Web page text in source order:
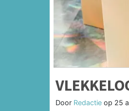
Door Redactie op 25